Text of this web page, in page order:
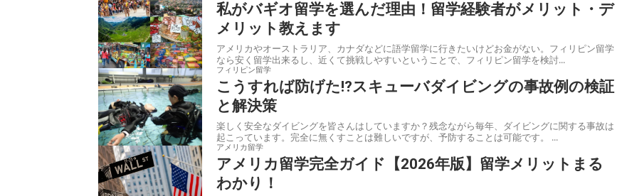
私がバギオ留学を選んだ理由！留学経験者がメリット・デ
メリット教えます
アメリカやオーストラリア、カナダなどに語学留学に行きたいけどお金がない。フィリピン留学
なら安く留学出来るし、近くて挑戦しやすいということで、フィリピン留学を検討...
フィリピン留学
こうすれば防げた⁉︎スキューバダイビングの事故例の検証
と解決策
楽しく安全なダイビングを皆さんはしていますか？残念ながら毎年、ダイビングに関する事故は
起こっています。完全に無くすことは難しいですが、予防することは可能です。 ...
アメリカ留学
アメリカ留学完全ガイド【2026年版】留学メリットまる
わかり！